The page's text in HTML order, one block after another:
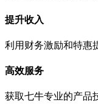
提升收入
利用财务激励和特惠
高效服务
获取七牛专业的产品